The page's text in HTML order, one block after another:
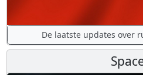
De laatste updates over